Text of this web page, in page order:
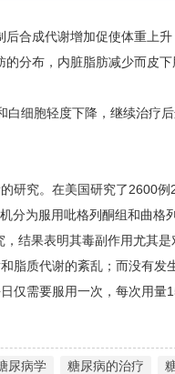
合成代谢增加促使体重上
分布，内脏脂肪减少而皮下
细胞轻度下降，继续治疗
研究。在美国研究了2600
分为服用吡格列酮组和曲
结果表明其毒副作用尤其
脂质代谢的紊乱；而没有
仅需要服用一次，每次用
尿病学 糖尿病的治疗